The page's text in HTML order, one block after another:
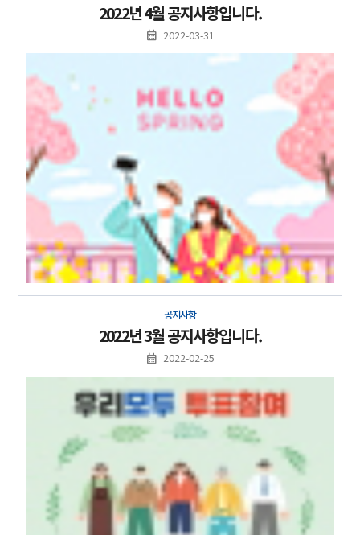
2022년 4월 공지사항입니다.
2022-03-31
공지사항
2022년 3월 공지사항입니다.
2022-02-25